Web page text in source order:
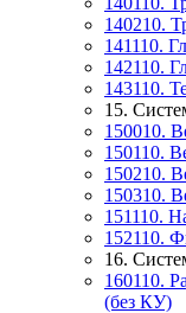
140210.
141110.
142110.
143110.
15.
150010.
150110.
150210.
150310.
151110.
152110.
16.
160110.
(без КУ)